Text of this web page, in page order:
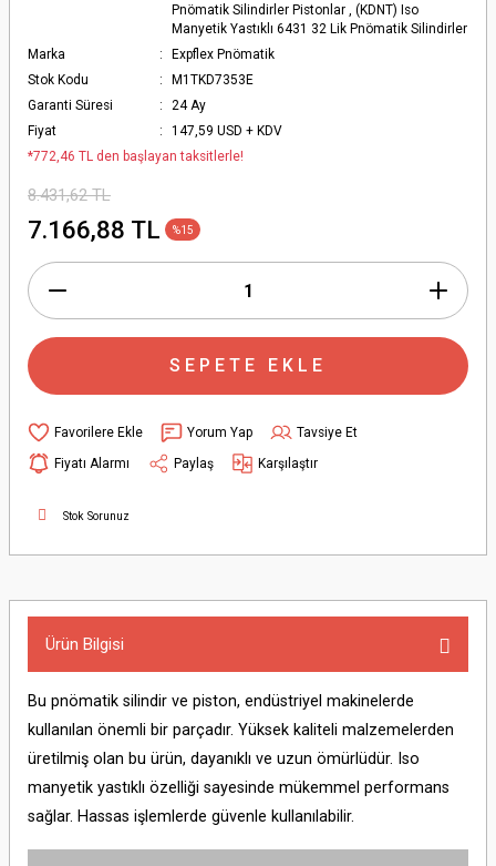
Pnömatik Silindirler Pistonlar ,(KDNT) Iso
Manyetik Yastıklı 6431 32 Lik Pnömatik Silindirler
Marka
Expflex Pnömatik
Stok Kodu
M1TKD7353E
Garanti Süresi
24 Ay
Fiyat
147,59 USD + KDV
*772,46 TL den başlayan taksitlerle!
8.431,62 TL
7.166,88 TL %15
SEPETE EKLE
Yorum Yap
Tavsiye Et
Fiyatı Alarmı
Paylaş Karşılaştır
Stok Sorunuz
Ürün Bilgisi
Bu pnömatik silindir ve piston, endüstriyel makinelerde
kullanılan önemli bir parçadır. Yüksek kaliteli malzemelerden
üretilmiş olan bu ürün, dayanıklı ve uzun ömürlüdür. Iso
manyetik yastıklı özelliği sayesinde mükemmel performans
sağlar. Hassas işlemlerde güvenle kullanılabilir.